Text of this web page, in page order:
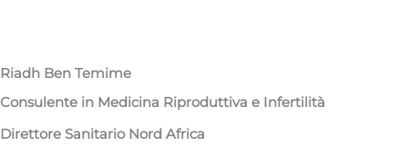
Riadh Ben Temime​
Consulente in Medicina Riproduttiva e Infertilità​
Direttore Sanitario Nord Africa​